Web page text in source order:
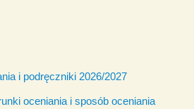
i podręczniki 2026/2027
oceniania i sposób oceniania